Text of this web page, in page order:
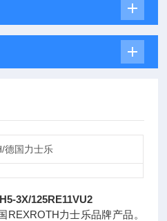
德国力士乐
3X/125RE11VU2
REXROTH力士乐品牌产品。